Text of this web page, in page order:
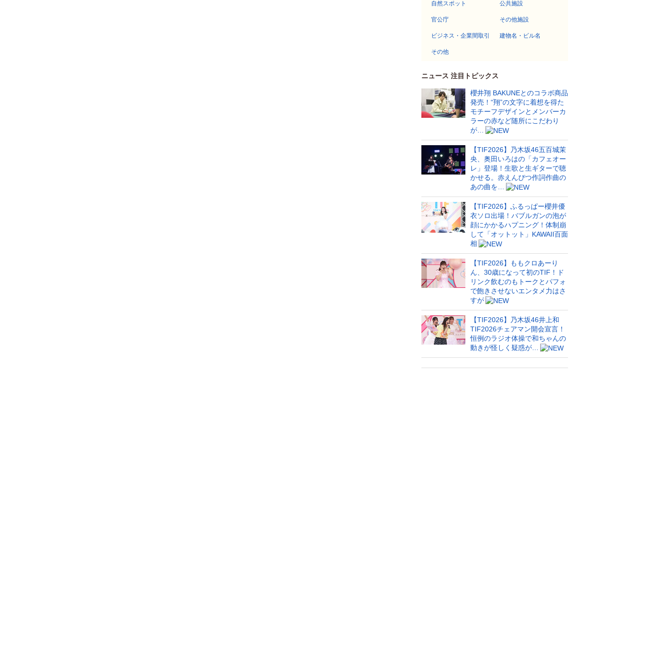
自然スポット 公共施設
官公庁 その他施設
ビジネス・企業間取引 建物名・ビル名
その他
ニュース 注目トピックス
櫻井翔 BAKUNEとのコラボ商品
発売！“翔”の文字に着想を得た
モチーフデザインとメンバーカ
ラーの赤など随所にこだわり
が…
【TIF2026】乃木坂46五百城茉
央、奥田いろはの「カフェオー
レ」登場！生歌と生ギターで聴
かせる。赤えんぴつ作詞作曲の
あの曲を…
【TIF2026】ふるっぱー櫻井優
衣ソロ出場！バブルガンの泡が
顔にかかるハプニング！体制崩
して「オットット」KAWAII百面
相
【TIF2026】ももクロあーり
ん、30歳になって初のTIF！ド
リンク飲むのもトークとパフォ
で飽きさせないエンタメ力はさ
すが
【TIF2026】乃木坂46井上和
TIF2026チェアマン開会宣言！
恒例のラジオ体操で和ちゃんの
動きが怪しく疑惑が…